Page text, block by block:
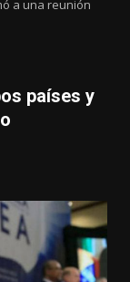
a una reunión
países y